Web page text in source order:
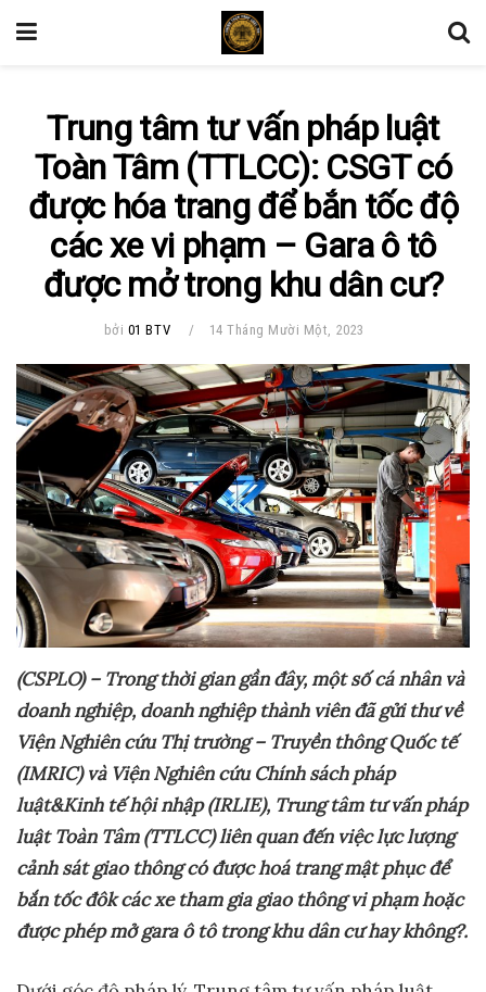
Trung tâm tư vấn pháp luật
Toàn Tâm (TTLCC): CSGT có
được hóa trang để bắn tốc độ
các xe vi phạm – Gara ô tô
được mở trong khu dân cư?
bởi 01 BTV 14 Tháng Mười Một, 2023
(CSPLO) – Trong thời gian gần đây, một số cá nhân và
doanh nghiệp, doanh nghiệp thành viên đã gửi thư về
Viện Nghiên cứu Thị trường – Truyền thông Quốc tế
(IMRIC) và Viện Nghiên cứu Chính sách pháp
luật&Kinh tế hội nhập (IRLIE), Trung tâm tư vấn pháp
luật Toàn Tâm (TTLCC) liên quan đến việc lực lượng
cảnh sát giao thông có được hoá trang mật phục để
bắn tốc đôk các xe tham gia giao thông vi phạm hoặc
được phép mở gara ô tô trong khu dân cư hay không?.